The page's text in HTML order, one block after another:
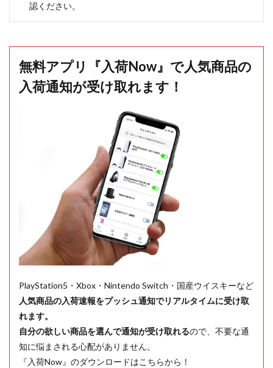
認ください。
無料アプリ『入荷Now』で人気商品の
入荷通知が受け取れます！
PlayStation5・Xbox・Nintendo Switch・国産ウイスキーなど
人気商品の入荷速報をプッシュ通知でリアルタイムに受け取
れます。
自分の欲しい商品を選んで通知が受け取れるので、不要な通
知に悩まされる心配がありません。
『入荷Now』のダウンロードはこちらから！